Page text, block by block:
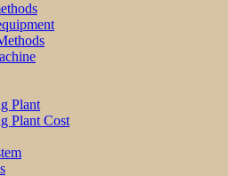
Plant
Plant Cost